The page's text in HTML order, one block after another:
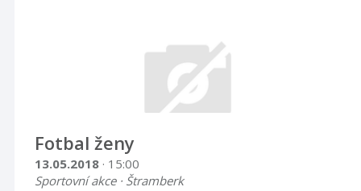
Fotbal ženy
13.05.2018 · 15:00
Sportovní akce · Štramberk